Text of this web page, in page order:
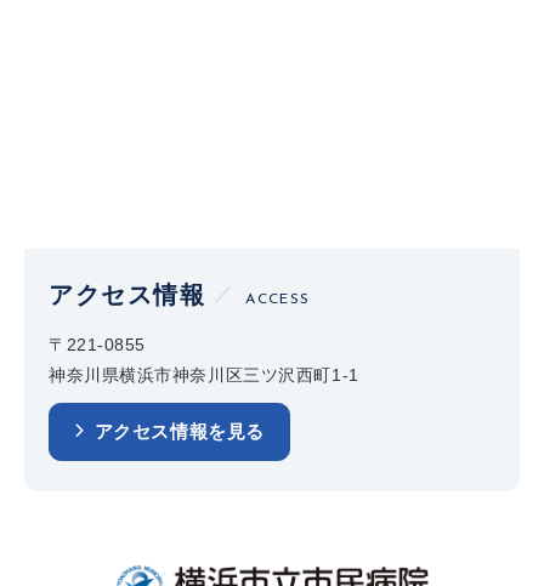
アクセス情報 ACCESS
〒221-0855
神奈川県横浜市神奈川区三ツ沢西町1-1
アクセス情報を見る